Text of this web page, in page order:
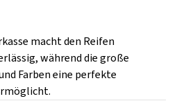
macht den Reifen
während die große
Farben eine perfekte